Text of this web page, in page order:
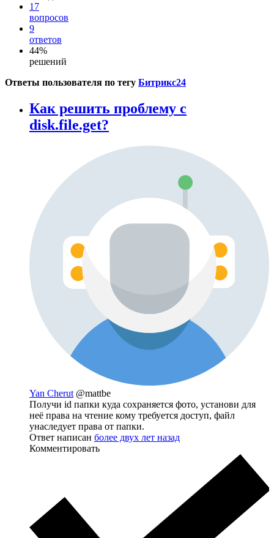
17
вопросов
9
ответов
44%
решений
Ответы пользователя по тегу Битрикс24
Как решить проблему с
disk.file.get?
Yan Cherut @mattbe
Получи id папки куда сохраняется фото, установи для
неё права на чтение кому требуется доступ, файл
унаследует права от папки.
Ответ написан более двух лет назад
Комментировать